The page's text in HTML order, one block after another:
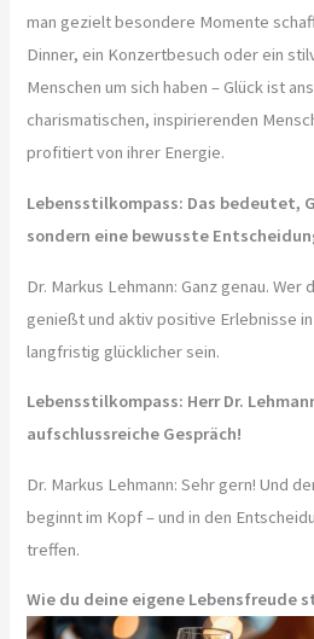
man gezielt besondere Momente
Dinner, ein Konzertbesuch oder ein
Menschen um sich haben – Glück ist
charismatischen, inspirierenden
profitiert von ihrer Energie.
Lebensstilkompass: Das bedeutet,
sondern eine bewusste
Dr. Markus Lehmann: Ganz genau.
genießt und aktiv positive Erlebnisse
langfristig glücklicher sein.
Lebensstilkompass: Herr Dr.
aufschlussreiche Gespräch!
Dr. Markus Lehmann: Sehr gern! Und
beginnt im Kopf – und in den
treffen.
Wie du deine eigene Lebensfreude